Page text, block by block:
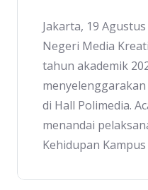
Jakarta, 19
Negeri Media
tahun akademik
di Hall Polimedia.
menandai
Kehidupan Kampus